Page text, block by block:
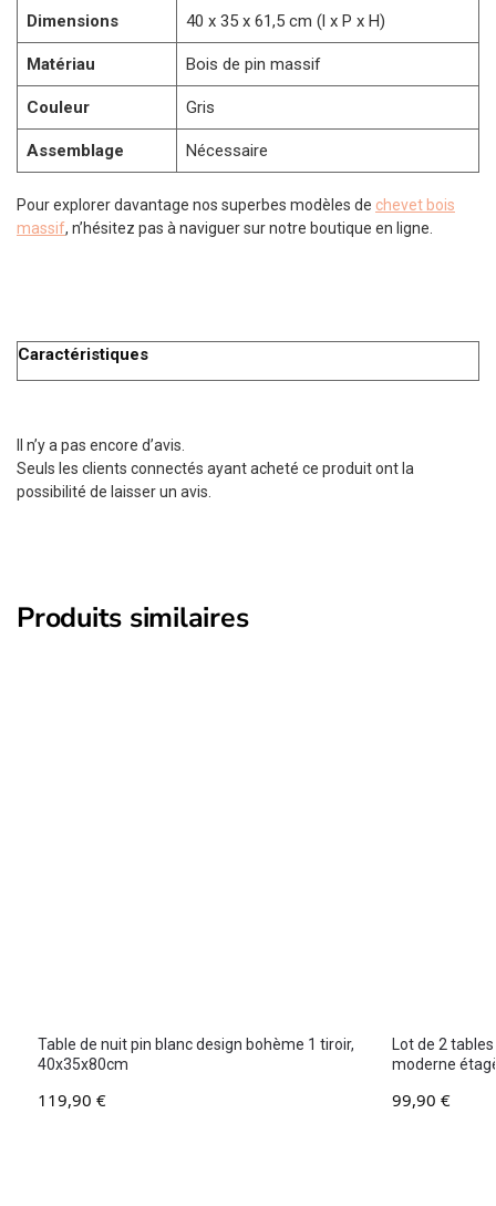
Dimensions 40 x 35 x 61,5 cm (l x P x H)
Matériau Bois de pin massif
Couleur Gris
Assemblage Nécessaire
Pour explorer davantage nos superbes modèles de chevet bois
massif, n’hésitez pas à naviguer sur notre boutique en ligne.
Caractéristiques
Il n’y a pas encore d’avis.
Seuls les clients connectés ayant acheté ce produit ont la
possibilité de laisser un avis.
Produits similaires
Table de nuit pin blanc design bohème 1 tiroir,
40x35x80cm
119,90 €
Lot de 2
moderne
99,90 €